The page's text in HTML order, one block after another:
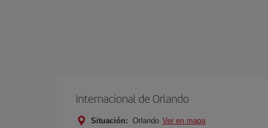
Internacional de Orlando
Situación: Orlando Ver en mapa